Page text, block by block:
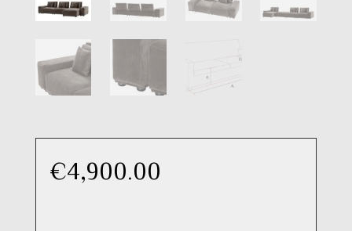
€4,900.00